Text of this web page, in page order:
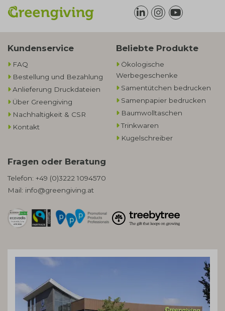
Kundenservice
FAQ
Bestellung und Bezahlung
Anlieferung Druckdateien
Über Greengiving
Nachhaltigkeit & CSR
Kontakt
Beliebte Produkte
Ökologische
Werbegeschenke​
Samentütchen bedrucken
Samenpapier bedrucken
Baumwolltaschen​
Trinkwaren
Kugelschreiber
Fragen oder Beratung
Telefon: +49 (0)3222 1094570
Mail: info@greengiving.at